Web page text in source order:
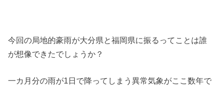
今回の局地的豪雨が大分県と福岡県に振るってことは誰
が想像できたでしょうか？
一カ月分の雨が1日で降ってしまう異常気象がここ数年で